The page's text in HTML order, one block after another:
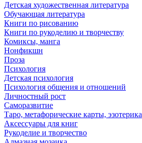
Детская художественная литература
Обучающая литература
Книги по рисованию
Книги по рукоделию и творчеству
Комиксы, манга
Нонфикшн
Проза
Психология
Детская психология
Психология общения и отношений
Личностный рост
Саморазвитие
Таро, метафорические карты, эзотерика
Аксессуары для книг
Рукоделие и творчество